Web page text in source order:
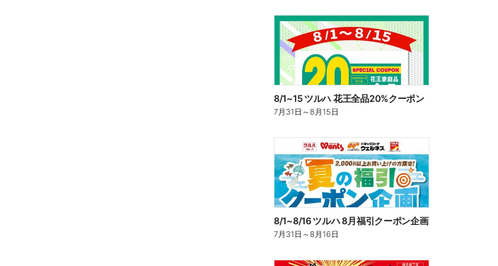
8/1~15 ツルハ 花王全品20%クーポン
7月31日 ～8月15日
8/1~8/16 ツルハ 8月福引クーポン企画
7月31日 ～8月16日